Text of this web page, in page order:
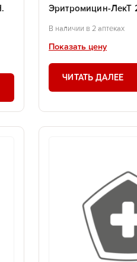
Эритромицин-ЛекТ
В наличии в 2 аптеках
Показать цену
ЧИТАТЬ ДАЛЕЕ